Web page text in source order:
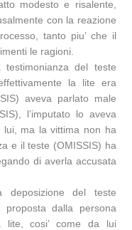
modesto e risalente,
con la reazione
tanto piu’ che il
le ragioni.
del teste
la lite era
aveva parlato male
l’imputato lo aveva
ma la vittima non ha
e il teste (OMISSIS) ha
di averla accusata
deposizione del teste
dalla persona
lite, cosi’ come da lui